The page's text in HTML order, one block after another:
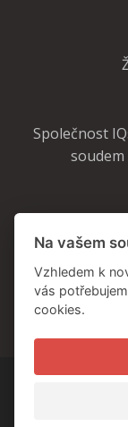
Společnost
soudem
Na vašem
Vzhledem k
vás
cookies.